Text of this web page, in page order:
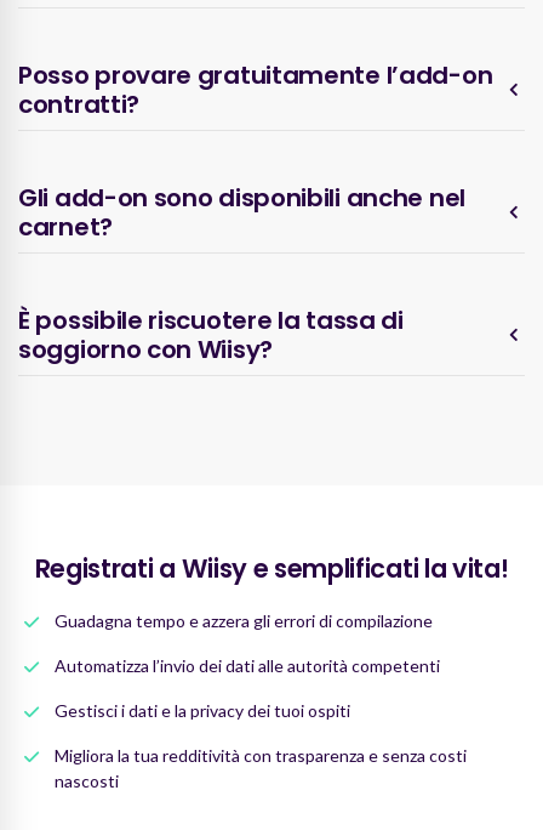
Posso provare gratuitamente l’add-on
contratti?
Gli add-on sono disponibili anche nel
carnet?
È possibile riscuotere la tassa di
soggiorno con Wiisy?
Registrati a Wiisy e semplificati la vita!
Guadagna tempo e azzera gli errori di compilazione
Automatizza l’invio dei dati alle autorità competenti
Gestisci i dati e la privacy dei tuoi ospiti
Migliora la tua redditività con trasparenza e senza costi
nascosti